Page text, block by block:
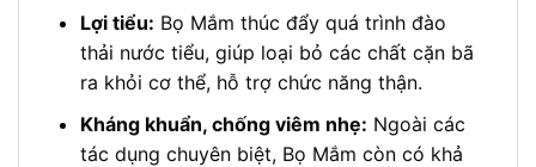
Lợi tiểu: Bọ Mắm thúc đẩy quá trình đào
thải nước tiểu, giúp loại bỏ các chất cặn bã
ra khỏi cơ thể, hỗ trợ chức năng thận.
Kháng khuẩn, chống viêm nhẹ: Ngoài các
tác dụng chuyên biệt, Bọ Mắm còn có khả